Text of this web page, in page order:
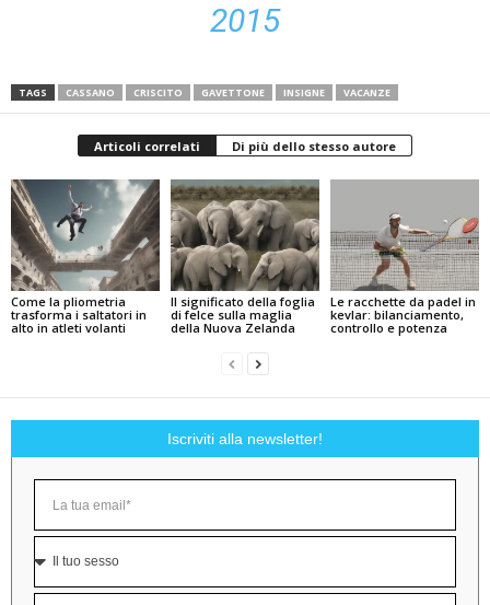
2015
TAGS CASSANO CRISCITO GAVETTONE INSIGNE VACANZE
Articoli correlati Di più dello stesso autore
Come la pliometria
trasforma i saltatori in
alto in atleti volanti
Il significato della foglia
di felce sulla maglia
della Nuova Zelanda
Le racchette da padel in
kevlar: bilanciamento,
controllo e potenza
Iscriviti alla newsletter!